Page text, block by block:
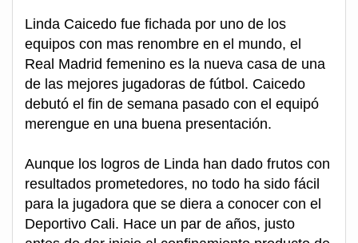
Linda Caicedo fue fichada por uno de los
equipos con mas renombre en el mundo, el
Real Madrid femenino es la nueva casa de una
de las mejores jugadoras de fútbol. Caicedo
debutó el fin de semana pasado con el equipó
merengue en una buena presentación.
Aunque los logros de Linda han dado frutos con
resultados prometedores, no todo ha sido fácil
para la jugadora que se diera a conocer con el
Deportivo Cali. Hace un par de años, justo